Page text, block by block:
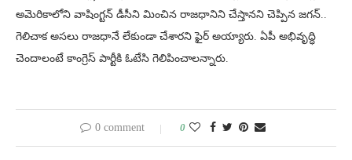
అమెరికాలోని వాషింగ్టన్ డీసీని మించిన రాజధానిని చేస్తానని చెప్పిన జగన్..
గెలిచాక అసలు రాజధానే లేకుండా చేశారని ఫైర్ అయ్యారు. ఏపీ అభివృద్ధి
చెందాలంటే కాంగ్రెస్ పార్టీకి ఓటేసి గెలిపించాలన్నారు.
0 comment 0